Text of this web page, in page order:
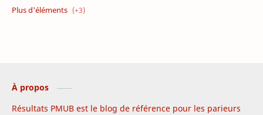
journal hippique ecd
À propos
Résultats PMUB est le blog de référence pour les parieurs